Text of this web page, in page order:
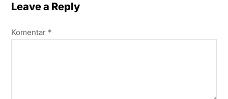
Leave a Reply
Komentar *